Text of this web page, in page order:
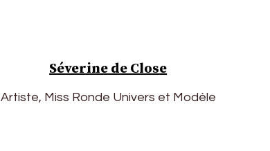
Séverine de Close
Artiste, Miss Ronde Univers et Modèle